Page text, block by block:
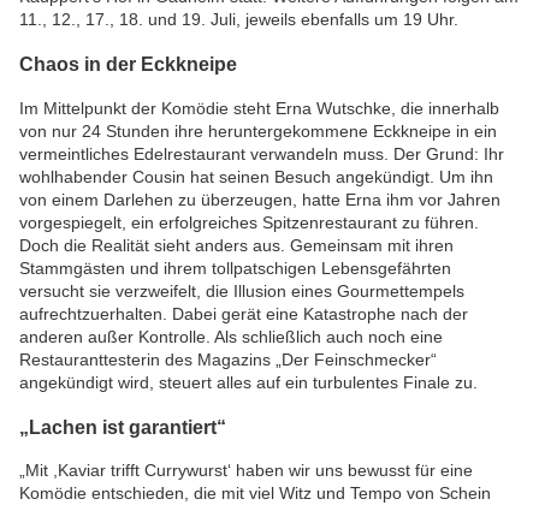
11., 12., 17., 18. und 19. Juli, jeweils ebenfalls um 19 Uhr.
Chaos in der Eckkneipe
Im Mittelpunkt der Komödie steht Erna Wutschke, die innerhalb
von nur 24 Stunden ihre heruntergekommene Eckkneipe in ein
vermeintliches Edelrestaurant verwandeln muss. Der Grund: Ihr
wohlhabender Cousin hat seinen Besuch angekündigt. Um ihn
von einem Darlehen zu überzeugen, hatte Erna ihm vor Jahren
vorgespiegelt, ein erfolgreiches Spitzenrestaurant zu führen.
Doch die Realität sieht anders aus. Gemeinsam mit ihren
Stammgästen und ihrem tollpatschigen Lebensgefährten
versucht sie verzweifelt, die Illusion eines Gourmettempels
aufrechtzuerhalten. Dabei gerät eine Katastrophe nach der
anderen außer Kontrolle. Als schließlich auch noch eine
Restauranttesterin des Magazins „Der Feinschmecker“
angekündigt wird, steuert alles auf ein turbulentes Finale zu.
„Lachen ist garantiert“
„Mit ,Kaviar trifft Currywurst‘ haben wir uns bewusst für eine
Komödie entschieden, die mit viel Witz und Tempo von Schein